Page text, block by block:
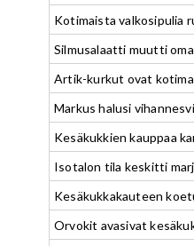
Kotimaista valkosipulia
Silmusalaatti muutti
Artik-kurkut ovat
Markus halusi
Kesäkukkien kauppaa
Isotalon tila keskitti
Kesäkukkakauteen
Orvokit avasivat